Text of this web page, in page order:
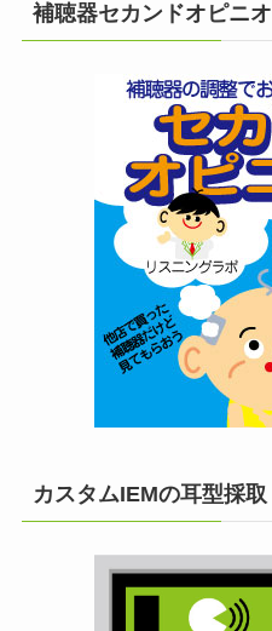
補聴器セカンドオピニ
カスタムIEMの耳型採